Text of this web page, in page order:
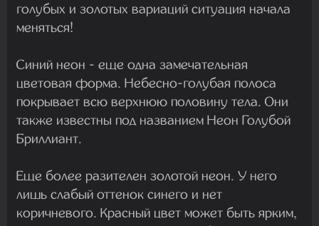
голубых и золотых вариаций ситуация начала
меняться!
Синий неон - еще одна замечательная
цветовая форма. Небесно-голубая полоса
покрывает всю верхнюю половину тела. Они
также известны под названием Неон Голубой
Бриллиант.
Еще более разителен золотой неон. У него
лишь слабый оттенок синего и нет
коричневого. Красный цвет может быть ярким,